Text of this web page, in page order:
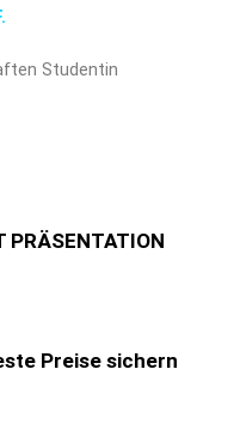
Studentin
PRÄSENTATION
Preise sichern